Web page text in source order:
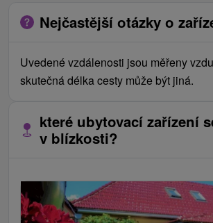
Nejčastější otázky o
Uvedené vzdálenosti jsou měřeny
skutečná délka cesty může být jiná.
které ubytovací zařízení
v blízkosti?